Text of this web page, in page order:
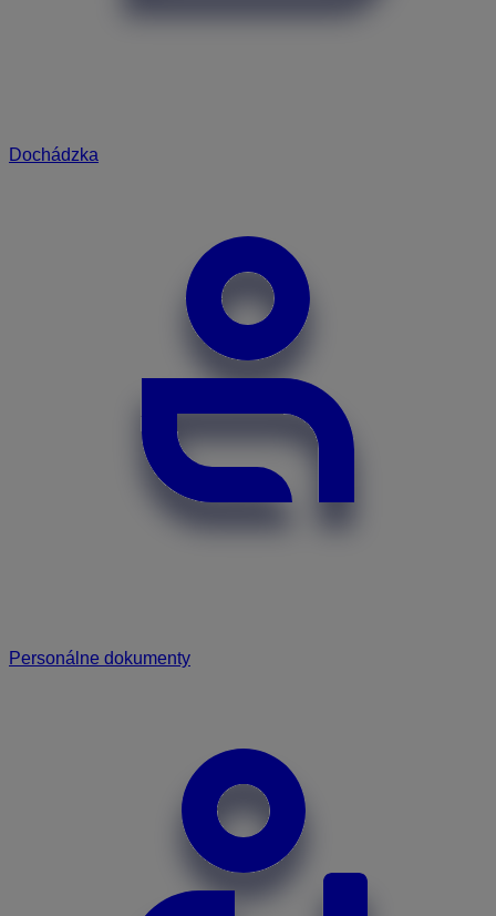
Dochádzka
Personálne dokumenty